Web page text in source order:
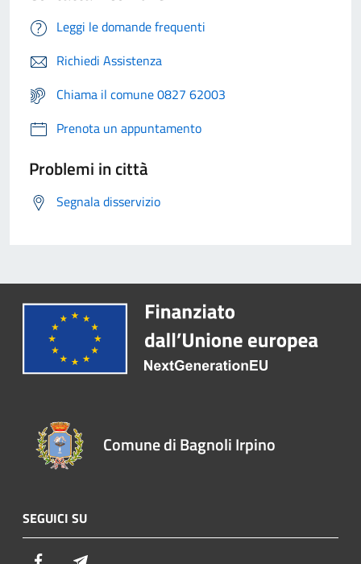
Leggi le domande frequenti
Richiedi Assistenza
Chiama il comune 0827 62003
Prenota un appuntamento
Problemi in città
Segnala disservizio
Comune di Bagnoli Irpino
SEGUICI SU
Facebook